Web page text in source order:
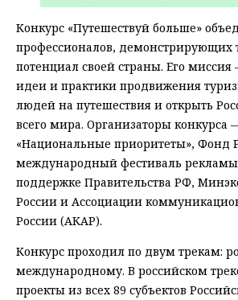
Конкурс «Путешествуй больше»
профессионалов, демонстрирующих
потенциал своей страны. Его
идеи и практики продвижения
людей на путешествия и открыть
всего мира. Организаторы конкурса
«Национальные приоритеты», Фонд
международный фестиваль
поддержке Правительства РФ,
России и Ассоциации
России (АКАР).
Конкурс проходил по двум трекам:
международному. В российском
проекты из всех 89 субъектов